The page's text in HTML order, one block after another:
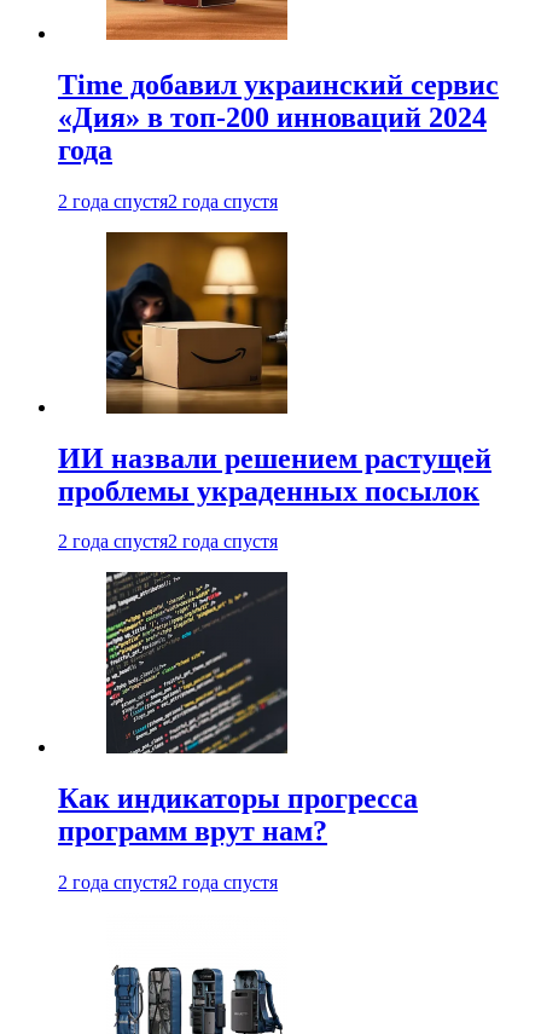
Time добавил украинский сервис
«Дия» в топ-200 инноваций 2024
года
2 года спустя2 года спустя
ИИ назвали решением растущей
проблемы украденных посылок
2 года спустя2 года спустя
Как индикаторы прогресса
программ врут нам?
2 года спустя2 года спустя